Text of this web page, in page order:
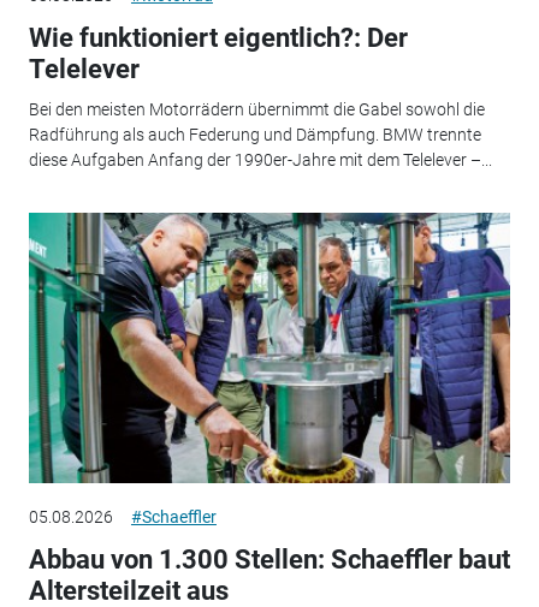
Wie funktioniert eigentlich?: Der
Telelever
Bei den meisten Motorrädern übernimmt die Gabel sowohl die
Radführung als auch Federung und Dämpfung. BMW trennte
diese Aufgaben Anfang der 1990er-Jahre mit dem Telelever –...
05.08.2026 #Schaeffler
Abbau von 1.300 Stellen: Schaeffler baut
Altersteilzeit aus